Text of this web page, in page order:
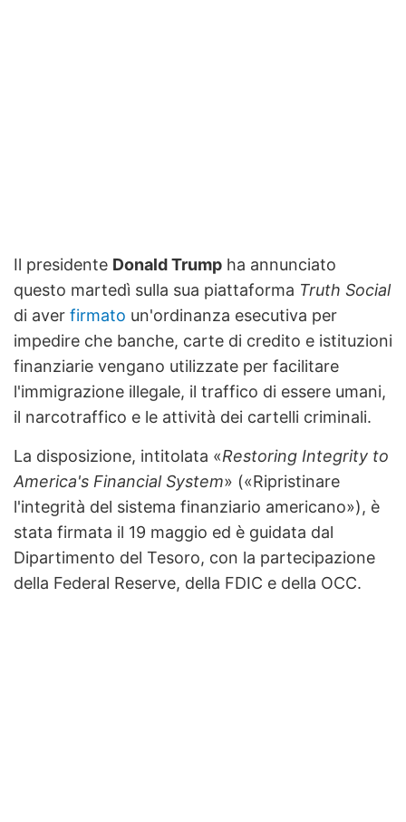
Il presidente Donald Trump ha annunciato
questo martedì sulla sua piattaforma Truth Social
di aver firmato un'ordinanza esecutiva per
impedire che banche, carte di credito e istituzioni
finanziarie vengano utilizzate per facilitare
l'immigrazione illegale, il traffico di essere umani,
il narcotraffico e le attività dei cartelli criminali.
La disposizione, intitolata «Restoring Integrity to
America's Financial System» («Ripristinare
l'integrità del sistema finanziario americano»), è
stata firmata il 19 maggio ed è guidata dal
Dipartimento del Tesoro, con la partecipazione
della Federal Reserve, della FDIC e della OCC.